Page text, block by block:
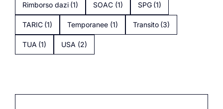
Rimborso dazi (1) SOAC (1) SPG (1)
TARIC (1) Temporanee (1) Transito (3)
TUA (1) USA (2)